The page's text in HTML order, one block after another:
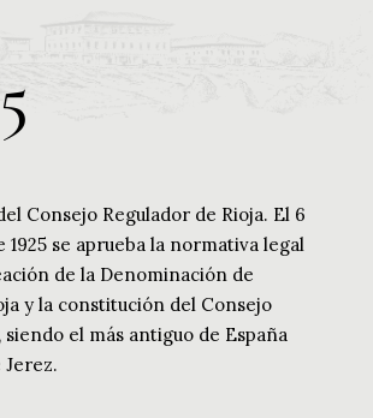
5
Consejo Regulador de Rioja. El 6
1925 se aprueba la normativa legal
de la Denominación de
y la constitución del Consejo
siendo el más antiguo de España